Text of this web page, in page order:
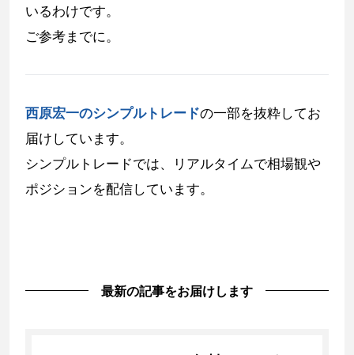
いるわけです。
ご参考までに。
西原宏一のシンプルトレードの一部を抜粋してお
届けしています。
シンプルトレードでは、リアルタイムで相場観や
ポジションを配信しています。
最新の記事をお届けします